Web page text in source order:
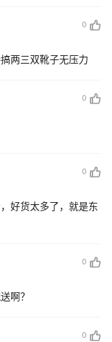
0
两三双靴子无压力
0
0
好货太多了，就是东
0
啊？
0